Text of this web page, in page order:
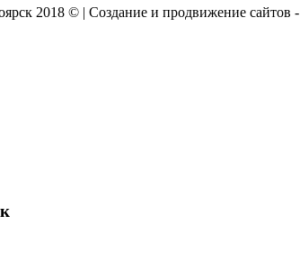
2018 © | Создание и продвижение сайтов -